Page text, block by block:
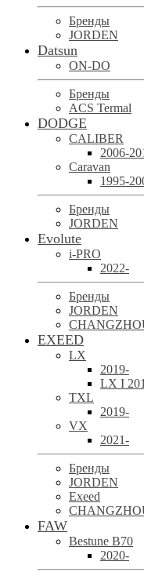
Бренды
JORDEN
Datsun
ON-DO
Бренды
ACS Termal
DODGE
CALIBER
2006-
Caravan
1995-
Бренды
JORDEN
Evolute
i-PRO
2022-
Бренды
JORDEN
EXEED
LX
2019-
LX I
TXL
2019-
VX
2021-
Бренды
JORDEN
Exeed
FAW
Bestune B70
2020-